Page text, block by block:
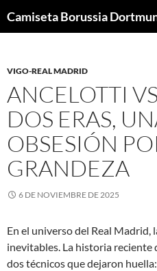
Camiseta Borussia
VIGO-REAL MADRID
ANCELOTTI
DOS ERAS,
OBSESIÓN
GRANDEZA
6 DE NOVIEMBRE DE 2025
En el universo del Real Madrid,
inevitables. La historia reciente
dos técnicos que dejaron